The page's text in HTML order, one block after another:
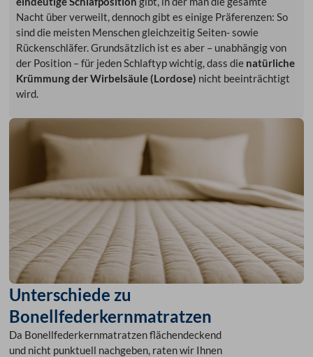
Nacht über verweilt, dennoch gibt es einige Präferenzen: So
sind die meisten Menschen gleichzeitig Seiten- sowie
Rückenschläfer. Grundsätzlich ist es aber – unabhängig von
der Position – für jeden Schlaftyp wichtig, dass die natürliche
Krümmung der Wirbelsäule (Lordose) nicht beeinträchtigt
wird.
Unterschiede zu
Bonellfederkernmatratzen
Da Bonellfederkernmatratzen flächendeckend
und nicht punktuell nachgeben, raten wir Ihnen